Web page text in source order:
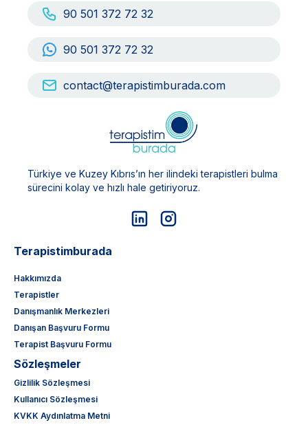
90 501 372 72 32
90 501 372 72 32
contact@terapistimburada.com
Türkiye ve Kuzey Kıbrıs’ın her ilindeki terapistleri bulma
sürecini kolay ve hızlı hale getiriyoruz.
Terapistimburada
Hakkımızda
Terapistler
Danışmanlık Merkezleri
Danışan Başvuru Formu
Terapist Başvuru Formu
Sözleşmeler
Gizlilik Sözleşmesi
Kullanıcı Sözleşmesi
KVKK Aydınlatma Metni